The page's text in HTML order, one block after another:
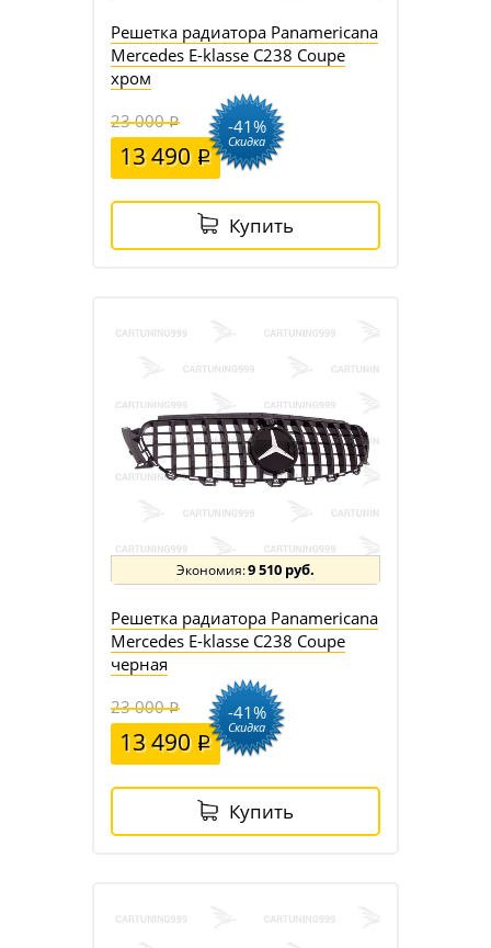
Решетка радиатора Panamericana
Mercedes E-klasse C238 Coupe
хром
23 000
13 490
-41%
Скидка
Купить
9 510 руб.
Решетка радиатора Panamericana
Mercedes E-klasse C238 Coupe
черная
23 000
13 490
-41%
Скидка
Купить